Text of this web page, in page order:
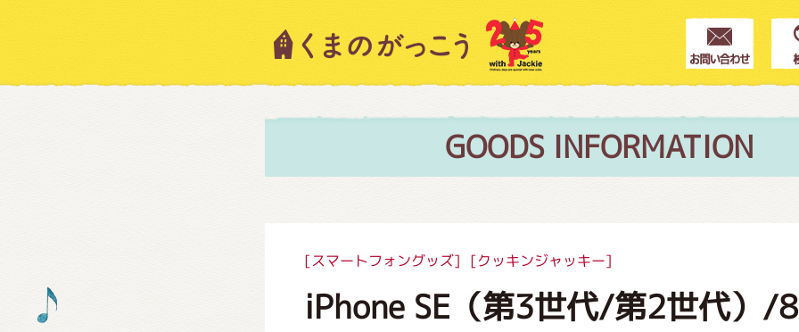
GOODS INFORMATION
[スマートフォングッズ] [クッキンジャッキー]
iPhone SE（第3世代/第2世代）/
キャラクター紹介
絵本・作家紹介